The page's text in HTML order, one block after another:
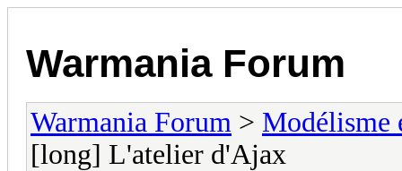
Warmania Forum
Warmania Forum > Modélisme
[long] L'atelier d'Ajax